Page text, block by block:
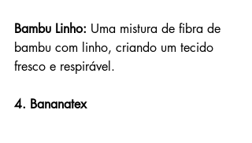
Bambu Linho: Uma mistura de fibra de
bambu com linho, criando um tecido
fresco e respirável.
4. Bananatex